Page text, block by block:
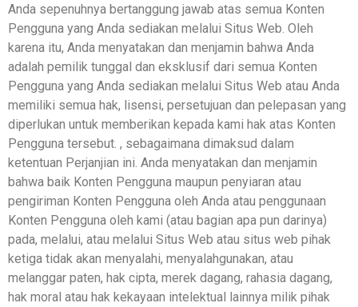
Anda sepenuhnya bertanggung jawab atas semua Konten
Pengguna yang Anda sediakan melalui Situs Web. Oleh
karena itu, Anda menyatakan dan menjamin bahwa Anda
adalah pemilik tunggal dan eksklusif dari semua Konten
Pengguna yang Anda sediakan melalui Situs Web atau Anda
memiliki semua hak, lisensi, persetujuan dan pelepasan yang
diperlukan untuk memberikan kepada kami hak atas Konten
Pengguna tersebut. , sebagaimana dimaksud dalam
ketentuan Perjanjian ini. Anda menyatakan dan menjamin
bahwa baik Konten Pengguna maupun penyiaran atau
pengiriman Konten Pengguna oleh Anda atau penggunaan
Konten Pengguna oleh kami (atau bagian apa pun darinya)
pada, melalui, atau melalui Situs Web atau situs web pihak
ketiga tidak akan menyalahi, menyalahgunakan, atau
melanggar paten, hak cipta, merek dagang, rahasia dagang,
hak moral atau hak kekayaan intelektual lainnya milik pihak